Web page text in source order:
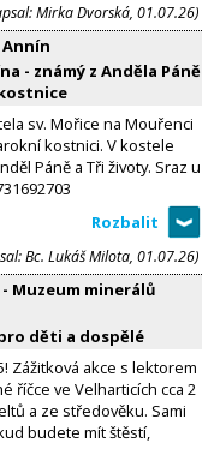
Mirka Dvorská, 01.07.26)
- známý z Anděla Páně
sv. Mořice na Mouřenci
kostnici. V kostele
Páně a Tři životy. Sraz u
Bc. Lukáš Milota, 01.07.26)
Muzeum minerálů
děti a dospělé
Zážitková akce s lektorem
říčce ve Velharticích cca 2
a ze středověku. Sami
budete mít štěstí,